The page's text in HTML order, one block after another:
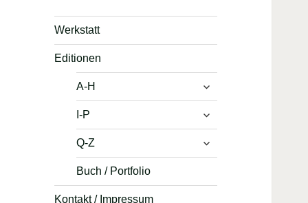
Werkstatt
Editionen
A-H
untermenü
anzeigen
I-P
untermenü
anzeigen
Q-Z
untermenü
anzeigen
Buch / Portfolio
Kontakt / Impressum